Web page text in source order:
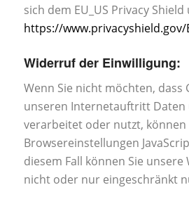
sich dem EU_US Privacy
https://www.privacyshield.gov/
Widerruf der Einwilligung:
Wenn Sie nicht möchten, dass
unseren Internetauftritt Daten
verarbeitet oder nutzt, können
Browsereinstellungen
diesem Fall können Sie unsere
nicht oder nur eingeschränkt